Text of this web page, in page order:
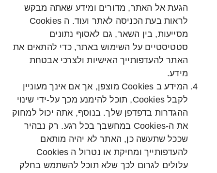
הגעת אל האתר, מדורים ומידע שאתה מבקש
לראות בעת הכניסה לאתר ועוד. ה Cookies
מסייעות, בין השאר, גם לאסוף נתונים
סטטיסטיים על השימוש באתר, כדי להתאים את
האתר להעדפותייך האישיות ולצרכי אבטחת
מידע.
המידע ב Cookies מוצפן, אך אם אינך מעוניין
לקבל Cookies, תוכל להימנע מכך על-ידי שינוי
ההגדרות בדפדפן שלך. בנוסף, אתה יכול למחוק
את ה-Cookies במחשבך בכל רגע. רק נבהיר
שככל שתעשה כן, האתר לא יהיה מותאם
להעדפותייך ומחיקת או נטרול ה Cookies
עלולים לגרום לכך שלא תוכל להשתמש בחלק